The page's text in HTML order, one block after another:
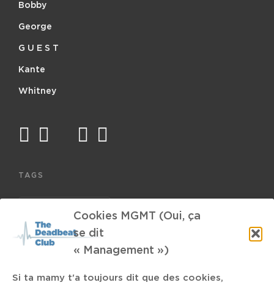
Cookies MGMT (Oui, ça
se dit
« Management »)
Si ta mamy t'a toujours dit que des cookies,
Bobby
George
G U E S T
Kante
Whitney
facebook
twitter
mail instagram
TAGS
Les Chiroux El-P Mackaya MacCraven
Loyle Carner Requiem